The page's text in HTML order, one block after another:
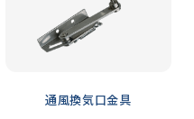
通風換気口金具